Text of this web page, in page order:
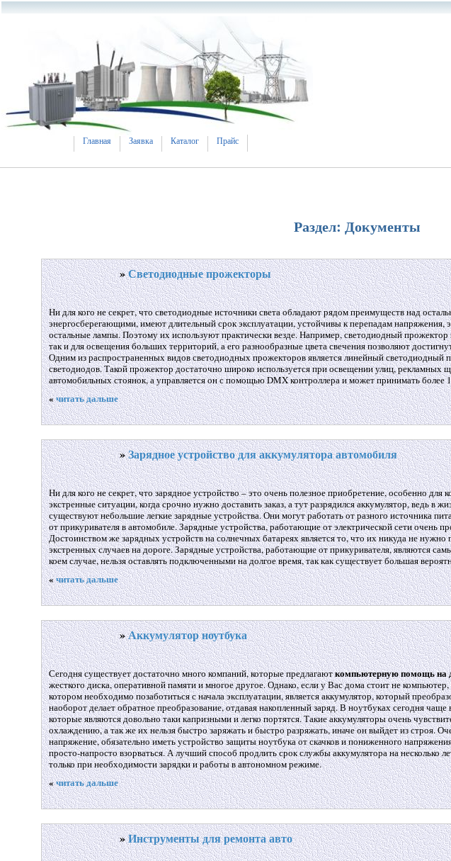
Главная Заявка Каталог Прайс
Раздел: Документы
»Светодиодные прожекторы
Ни для кого не секрет, что светодиодные источники света обладают рядом преимуществ над
энергосберегающими, имеют длительный срок эксплуатации, устойчивы к перепадам напряжения,
остальные лампы. Поэтому их используют практически везде. Например, светодиодный прожектор
так и для освещения больших территорий, а его разнообразные цвета свечения позволяют
Одним из распространенных видов светодиодных прожекторов является линейный светодиодный
светодиодов. Такой прожектор достаточно широко используется при освещении улиц,
автомобильных стоянок, а управляется он с помощью DMX контроллера и может принимать более
«читать дальше
»Зарядное устройство для аккумулятора автомобиля
Ни для кого не секрет, что зарядное устройство – это очень полезное приобретение, особенно для
экстренные ситуации, когда срочно нужно доставить заказ, а тут разрядился аккумулятор, ведь в
существуют небольшие легкие зарядные устройства. Они могут работать от разного источника
от прикуривателя в автомобиле. Зарядные устройства, работающие от электрической сети очень
Достоинством же зарядных устройств на солнечных батареях является то, что их никуда не
экстренных случаев на дороге. Зарядные устройства, работающие от прикуривателя, являются
коем случае, нельзя оставлять подключенными на долгое время, так как существует большая
«читать дальше
»Аккумулятор ноутбука
Сегодня существует достаточно много компаний, которые предлагаюткомпьютерную помощь на
жесткого диска, оперативной памяти и многое другое. Однако, если у Вас дома стоит не
котором необходимо позаботиться с начала эксплуатации, является аккумулятор, который
наоборот делает обратное преобразование, отдавая накопленный заряд. В ноутбуках сегодня
которые являются довольно таки капризными и легко портятся. Такие аккумуляторы очень
охлаждению, а так же их нельзя быстро заряжать и быстро разряжать, иначе он выйдет из строя.
напряжение, обязательно иметь устройство защиты ноутбука от скачков и пониженного
просто-напросто взорваться. А лучший способ продлить срок службы аккумулятора на несколько
только при необходимости зарядки и работы в автономном режиме.
«читать дальше
»Инструменты для ремонта авто